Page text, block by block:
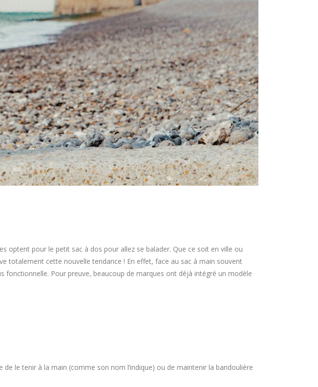
optent pour le petit sac à dos pour allez se balader. Que ce soit en ville ou
totalement cette nouvelle tendance ! En effet, face au sac à main souvent
Pour preuve, beaucoup de marques ont déjà intégré un modèle
le tenir à la main (comme son nom l’indique) ou de maintenir la bandoulière